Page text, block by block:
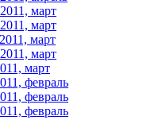
март
март
март
март
март
февраль
февраль
февраль